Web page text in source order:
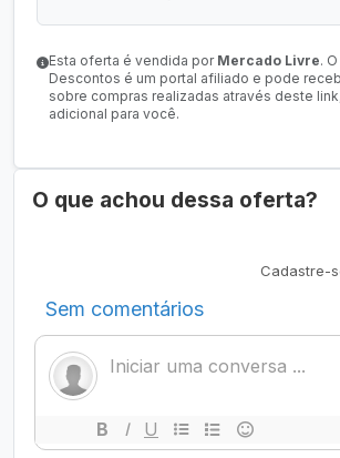
Esta oferta é vendida por Mercado Livre.
Descontos é um portal afiliado e pode
sobre compras realizadas através deste
adicional para você.
O que achou dessa oferta?